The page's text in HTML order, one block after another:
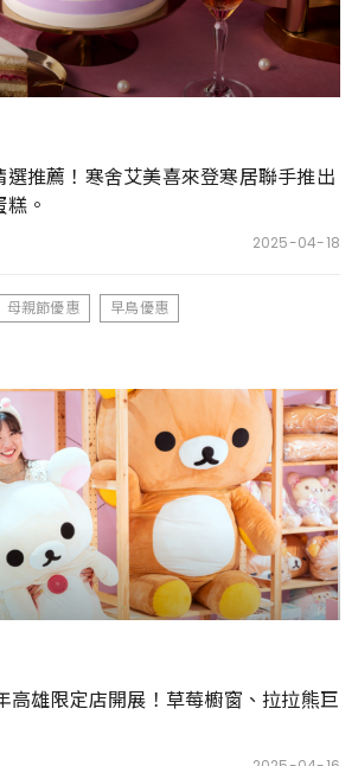
選推薦！寒舍艾美喜來登寒居聯手推出
。
2025-04-18
母親節優惠 早鳥優惠
高雄限定店開展！草莓櫥窗、拉拉熊巨